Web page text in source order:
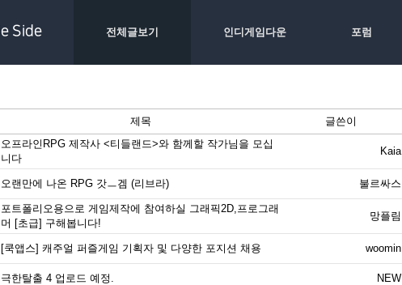
전체글보기 인디게임다운 포럼
제목 글쓴이
오프라인RPG 제작사 <티들랜드>와 함께할 작가님을 모십
니다
Kaia
오랜만에 나온 RPG 갓ㅡ겜 (리브라) 불르싸스
포트폴리오용으로 게임제작에 참여하실 그래픽2D,프로그래
머 [초급] 구해봅니다!
망플림
[쿡앱스] 캐주얼 퍼즐게임 기획자 및 다양한 포지션 채용 woomin
극한탈출 4 업로드 예정. NEW